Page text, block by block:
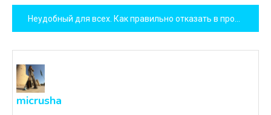
по
записям
micrusha